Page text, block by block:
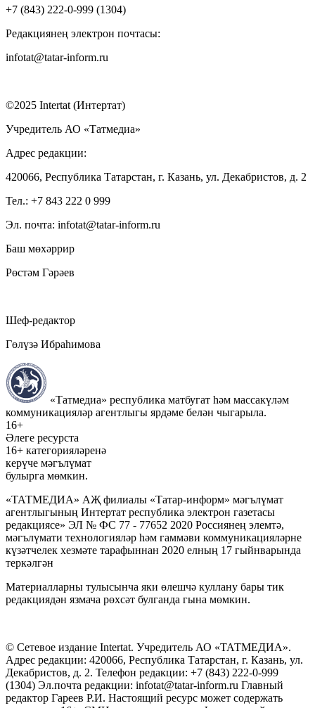
+7 (843) 222-0-999 (1304)
Редакциянең электрон почтасы:
infotat@tatar-inform.ru
©2025 Intertat (Интертат)
Учредитель АО «Татмедиа»
Адрес редакции:
420066, Республика Татарстан, г. Казань, ул. Декабристов, д. 2
Тел.: +7 843 222 0 999
Эл. почта: infotat@tatar-inform.ru
Баш мөхәррир
Рөстәм Гәрәев
Шеф-редактор
Гөлүзә Ибраһимова
«Татмедиа» республика матбугат һәм массакүләм
коммуникацияләр агентлыгы ярдәме белән чыгарыла.
16+
Әлеге ресурста
16+ категорияләренә
керүче мәгълүмат
булырга мөмкин.
«ТАТМЕДИА» АҖ филиалы «Татар-информ» мәгълүмат
агентлыгының Интертат республика электрон газетасы
редакциясе» ЭЛ № ФС 77 - 77652 2020 Россиянең элемтә,
мәгълүмати технологияләр һәм гаммәви коммуникацияләрне
күзәтчелек хезмәте тарафыннан 2020 елның 17 гыйнварында
теркәлгән
Материалларны тулысынча яки өлешчә куллану бары тик
редакциядән язмача рөхсәт булганда гына мөмкин.
© Сетевое издание Intertat. Учредитель АО «ТАТМЕДИА».
Адрес редакции: 420066, Республика Татарстан, г. Казань, ул.
Декабристов, д. 2. Телефон редакции: +7 (843) 222-0-999
(1304) Эл.почта редакции: infotat@tatar-inform.ru Главный
редактор Гареев Р.И. Настоящий ресурс может содержать